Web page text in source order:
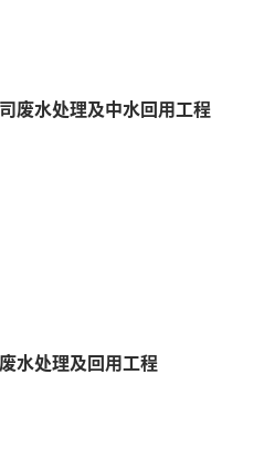
废水处理及中水回用工程
水处理及回用工程